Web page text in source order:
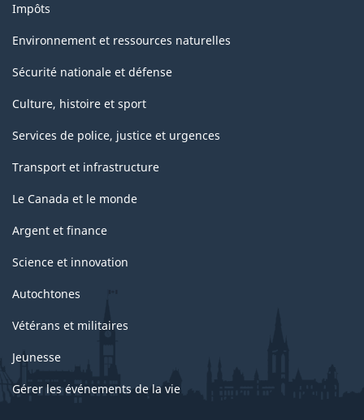
Impôts
Environnement et ressources naturelles
Sécurité nationale et défense
Culture, histoire et sport
Services de police, justice et urgences
Transport et infrastructure
Le Canada et le monde
Argent et finance
Science et innovation
Autochtones
Vétérans et militaires
Jeunesse
Gérer les événements de la vie